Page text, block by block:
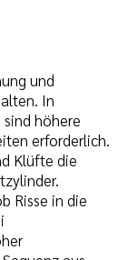
und
In
höhere
erforderlich.
Klüfte die
Risse in die